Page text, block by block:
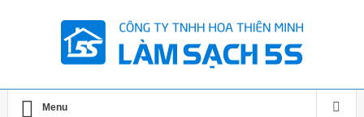
Menu